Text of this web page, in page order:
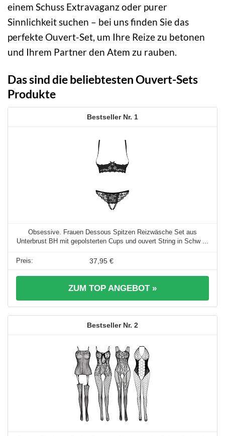
einem Schuss Extravaganz oder purer
Sinnlichkeit suchen – bei uns finden Sie das
perfekte Ouvert-Set, um Ihre Reize zu betonen
und Ihrem Partner den Atem zu rauben.
Das sind die beliebtesten Ouvert-Sets
Produkte
1
Obsessive. Frauen Dessous Spitzen Reizwäsche Set aus
Unterbrust BH mit gepolsterten Cups und ouvert String in Schw ...
37,95 €
ZUM TOP ANGEBOT »
2